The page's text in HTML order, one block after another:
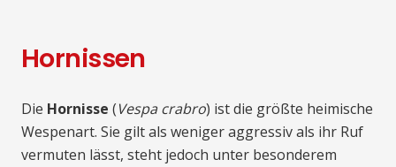
Hornissen
Die Hornisse (Vespa crabro) ist die größte heimische
Wespenart. Sie gilt als weniger aggressiv als ihr Ruf
vermuten lässt, steht jedoch unter besonderem